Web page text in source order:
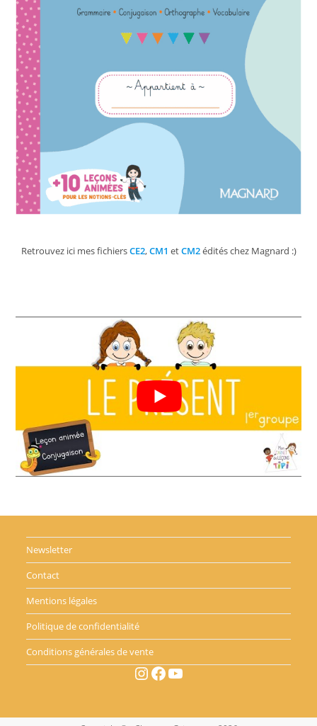
Retrouvez ici mes fichiersCE2,CM1 etCM2édités chez Magnard :)
Newsletter
Contact
Mentions légales
Politique de confidentialité
Conditions générales de vente
Instagram Facebook YouTube